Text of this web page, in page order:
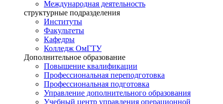
Международная деятельность
структурные подразделения
Институты
Факультеты
Кафедры
Колледж ОмГТУ
Дополнительное образование
Повышение квалификации
Профессиональная переподготовка
Профессиональная подготовка
Управление дополнительного образования
Учебный центр управления операционной